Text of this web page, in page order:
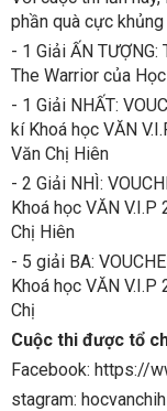
phần quà cực
- 1 Giải ẤN
The Warrior của
- 1 Giải NHẤT:
kí Khoá học VĂN
Văn Chị Hiên
- 2 Giải NHÌ:
Khoá học VĂN
Chị Hiên
- 5 giải BA:
Khoá học VĂN
Chị
Cuộc thi được tổ
Facebook: https://
stagram: